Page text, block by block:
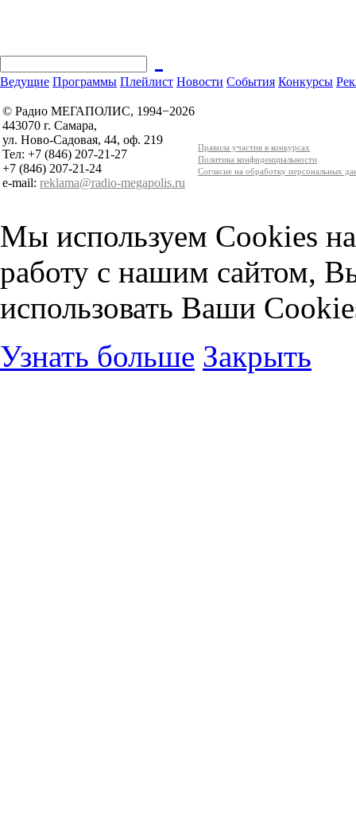
Ведущие Программы Плейлист Новости События Конкурсы
© Радио МЕГАПОЛИС, 1994−2026
443070 г. Самара,
ул. Ново-Садовая, 44, оф. 219
Тел: +7 (846) 207-21-27
+7 (846) 207-21-24
e-mail: reklama@radio-megapolis.ru
Правила участия в конкурсах
Политика конфиденциальности
Согласие на обработку персональных
Мы используем Cookies
работу с нашим сайтом,
использовать Ваши
Узнать больше Закрыть